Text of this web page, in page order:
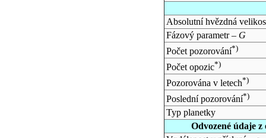
Absolutní hvězdná
Fázový parametr – G
Počet pozorování*)
Počet opozic*)
Pozorována v letech*)
Poslední pozorování*)
Typ planetky
Odvozené údaje